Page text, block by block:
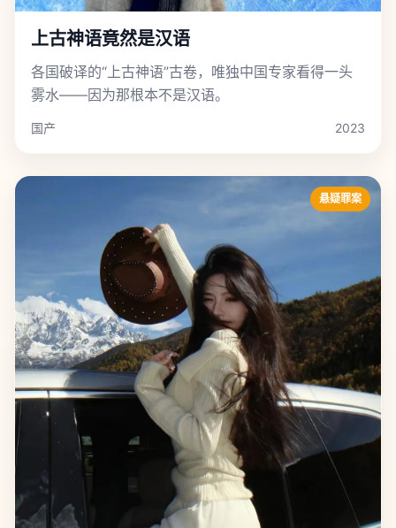
上古神语竟然是汉语
各国破译的“上古神语”古卷，唯独中国专家看得一头
雾水——因为那根本不是汉语。
国产 2023
悬疑罪案